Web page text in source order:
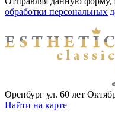
обработки персональных
Оренбург ул. 60 лет
Найти на карте